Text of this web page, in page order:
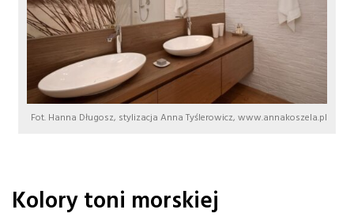
Fot. Hanna Długosz, stylizacja Anna Tyślerowicz, www.annakoszela.pl
Kolory toni morskiej